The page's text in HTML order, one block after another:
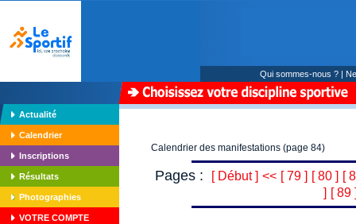
Qui sommes-nous ? |
Actualité
Calendrier
Inscriptions
Résultats
Photographies
VOTRE COMPTE
Calendrier des manifestations (page 84)
Pages : [ Début ] << [ 79 ] [ 80 ] [
] [ 89